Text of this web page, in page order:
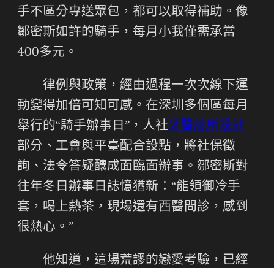
手不區分專送眾包，都可以取得補助。像
鄒密斯如許的騎手，每月小我僅需承當
400多元。
律例與政策，經由過程一次次線下運
動變得加倍可知可感。在深圳多個區每月
舉行的“騎手辦事日”，人社牙醫診所設計
部分、工會與平臺配合設點，將社保徵
詢、法令答疑釀成面臨面辦事。鄒密斯對
往年冬日辦事日誌憶猶新：“能領御冷手
套，喝上熱茶，現場還有西醫問診，感到
很熱心。”
他知道，這場荒謬的戀愛考驗，已經